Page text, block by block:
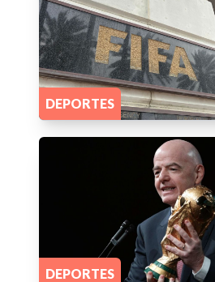
DEPORTES
DEPORTES